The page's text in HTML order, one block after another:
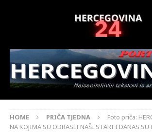
HOME PRIČA TJEDNA
Foto priča:
NA KOJIMA SU ODRASLI NAŠI STARI I DANAS SU